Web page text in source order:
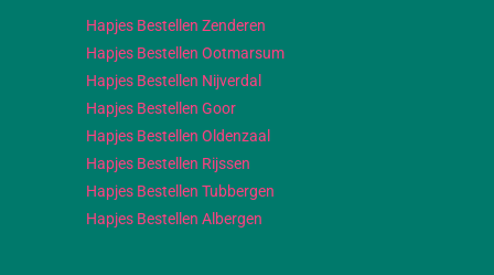
Hapjes Bestellen Zenderen
Hapjes Bestellen Ootmarsum
Hapjes Bestellen Nijverdal
Hapjes Bestellen Goor
Hapjes Bestellen Oldenzaal
Hapjes Bestellen Rijssen
Hapjes Bestellen Tubbergen
Hapjes Bestellen Albergen